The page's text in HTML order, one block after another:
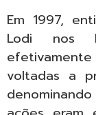
Em 1997,
Lodi nos
voltadas a